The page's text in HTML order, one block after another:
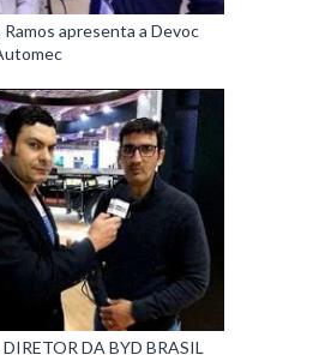
apresenta a Devoc
DA BYD BRASIL